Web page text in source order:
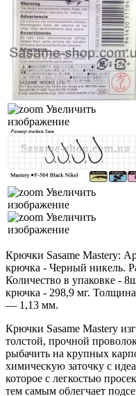
Увеличить
изображение
Увеличить
изображение
Увеличить
изображение
Крючки Sasame Mastery:
крючка - Черный никель.
Количество в упаковке -
крючка - 298,9 мг.
— 1,13 мм.
Крючки Sasame Mastery
толстой, прочной
рыбачить на крупных
химическую заточку с
которое с легкостью
тем самым облегчает